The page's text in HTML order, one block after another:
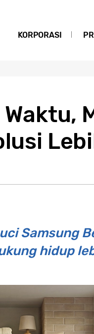
KORPORASI
Samsung
hidup